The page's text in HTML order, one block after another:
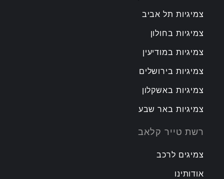
צמיגיות תל אביב
צמיגיות בחולון
צמיגיות במודיעין
צמיגיות בירושלים
צמיגיות באשקלון
צמיגיות באר שבע
רשת טייר קלאב
צמיגים לרכב
אודותינו